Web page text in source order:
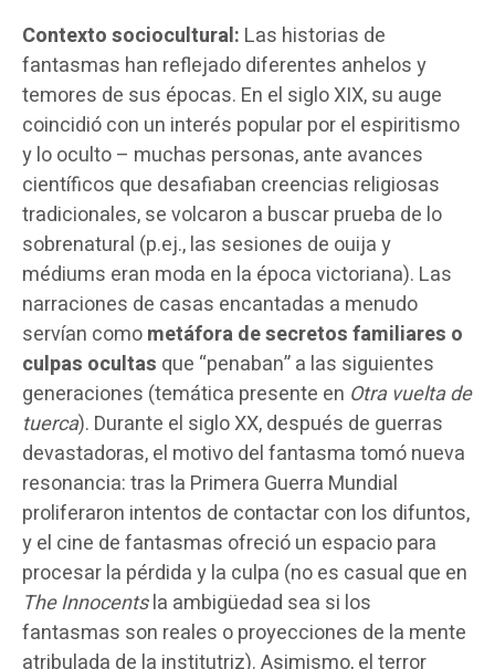
Contexto sociocultural: Las historias de
fantasmas han reflejado diferentes anhelos y
temores de sus épocas. En el siglo XIX, su auge
coincidió con un interés popular por el espiritismo
y lo oculto – muchas personas, ante avances
científicos que desafiaban creencias religiosas
tradicionales, se volcaron a buscar prueba de lo
sobrenatural (p.ej., las sesiones de ouija y
médiums eran moda en la época victoriana). Las
narraciones de casas encantadas a menudo
servían comometáfora de secretos familiares o
culpas ocultas que “penaban” a las siguientes
generaciones (temática presente en Otra vuelta de
tuerca). Durante el siglo XX, después de guerras
devastadoras, el motivo del fantasma tomó nueva
resonancia: tras la Primera Guerra Mundial
proliferaron intentos de contactar con los difuntos,
y el cine de fantasmas ofreció un espacio para
procesar la pérdida y la culpa (no es casual que en
The Innocentsla ambigüedad sea si los
fantasmas son reales o proyecciones de la mente
atribulada de la institutriz). Asimismo, el terror